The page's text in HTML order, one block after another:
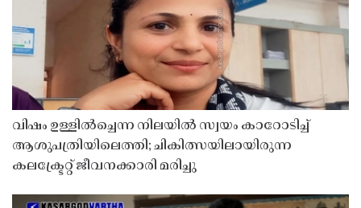
വിഷം ഉള്ളിൽച്ചെന്ന നിലയിൽ സ്വയം കാറോടിച്ച്
ആശുപത്രിയിലെത്തി; ചികിത്സയിലായിരുന്ന
കലക്ട്രേറ്റ് ജീവനക്കാരി മരിച്ചു